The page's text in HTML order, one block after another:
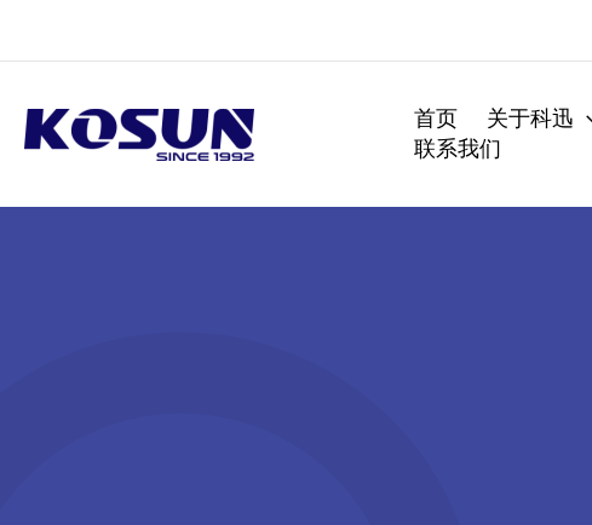
首页 关于科迅
联系我们